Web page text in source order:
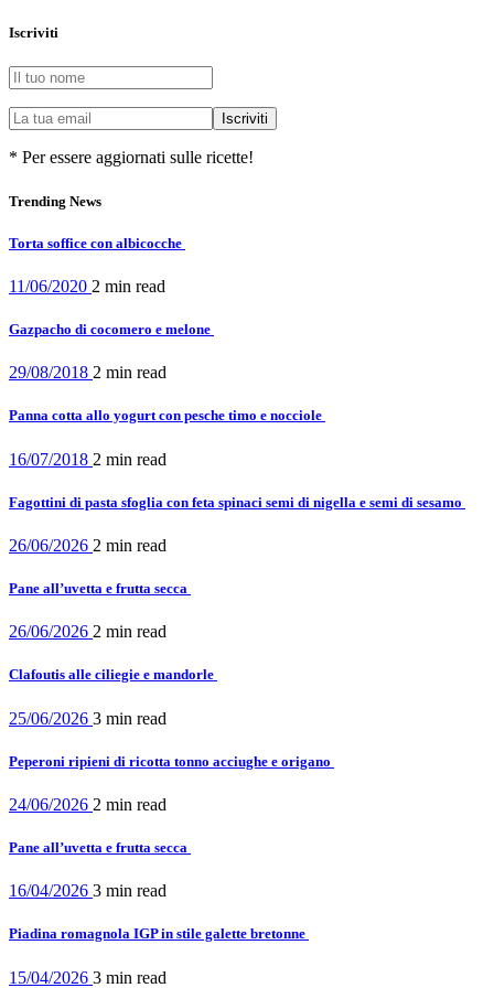
Iscriviti
* Per essere aggiornati sulle ricette!
Trending News
Torta soffice con albicocche
11/06/2020 2 min read
Gazpacho di cocomero e melone
29/08/2018 2 min read
Panna cotta allo yogurt con pesche timo e nocciole
16/07/2018 2 min read
Fagottini di pasta sfoglia con feta spinaci semi di nigella e semi di sesamo
26/06/2026 2 min read
Pane all’uvetta e frutta secca
26/06/2026 2 min read
Clafoutis alle ciliegie e mandorle
25/06/2026 3 min read
Peperoni ripieni di ricotta tonno acciughe e origano
24/06/2026 2 min read
Pane all’uvetta e frutta secca
16/04/2026 3 min read
Piadina romagnola IGP in stile galette bretonne
15/04/2026 3 min read